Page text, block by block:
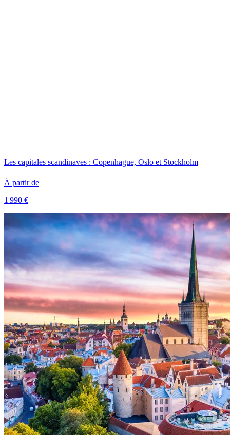
Les capitales scandinaves : Copenhague, Oslo et Stockholm
À partir de
1 990 €
Voir le voyage